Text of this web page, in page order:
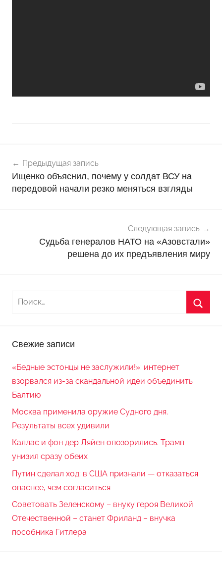
о
в
о
по
записям
Предыдущая запись
Ищенко объяснил, почему у солдат ВСУ на
передовой начали резко меняться взгляды
Следующая запись
Судьба генералов НАТО на «Азовстали»
решена до их предъявления миру
Свежие записи
«Бедные эстонцы не заслужили!»: интернет
взорвался из-за скандальной идеи объединить
Балтию
Москва применила оружие Судного дня.
Результаты всех удивили
Каллас и фон дер Ляйен опозорились. Трамп
унизил сразу обеих
Путин сделал ход: в США признали — отказаться
опаснее, чем согласиться
Советовать Зеленскому – внуку героя Великой
Отечественной – станет Фриланд – внучка
пособника Гитлера